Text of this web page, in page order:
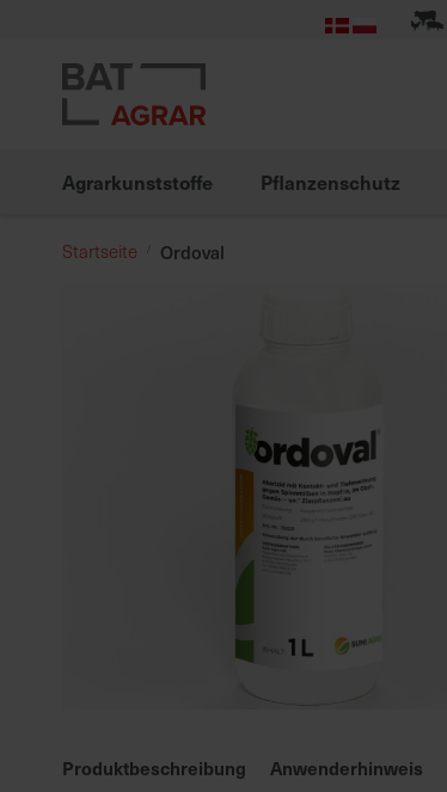
springen
Agrarkunststoffe Pflanzenschutz
Startseite Ordoval
der
Produktbeschreibung Anwenderhinweis